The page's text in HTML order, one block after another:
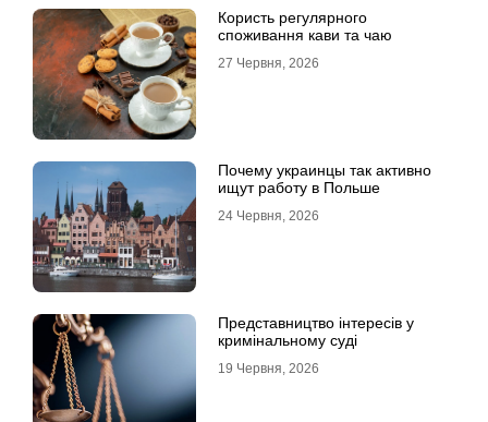
Користь регулярного
споживання кави та чаю
27 Червня, 2026
Почему украинцы так активно
ищут работу в Польше
24 Червня, 2026
Представництво інтересів у
кримінальному суді
19 Червня, 2026